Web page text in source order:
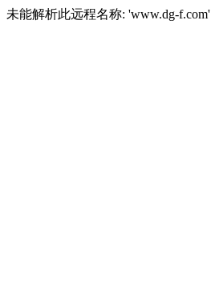
未能解析此远程名称: 'www.dg-f.com'